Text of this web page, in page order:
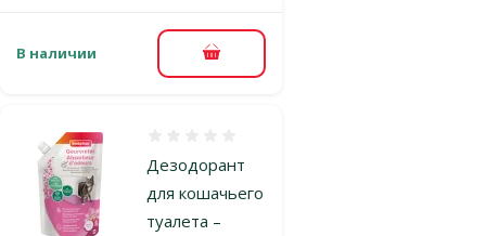
В наличии В корзину
Дезодорант
для кошачьего
туалета –